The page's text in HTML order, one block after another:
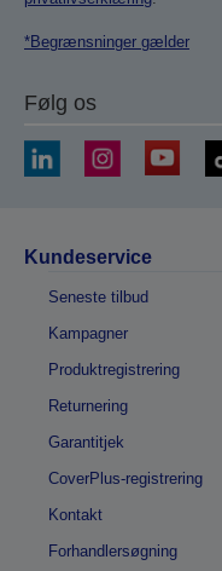
*Begrænsninger gælder
Følg os
Kundeservice
Seneste tilbud
Kampagner
Produktregistrering
Returnering
Garantitjek
CoverPlus-registrering
Kontakt
Forhandlersøgning